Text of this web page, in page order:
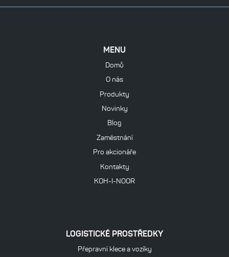
MENU
Domů
O nás
Produkty
Novinky
Blog
Zaměstnání
Pro akcionáře
Kontakty
KOH-I-NOOR
LOGISTICKÉ PROSTŘEDKY
Přepravní klece a vozíky